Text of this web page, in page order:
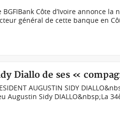
Côte d’Ivoire annonce
général de cette banque en
Diallo de ses «
AUGUSTIN SIDY
Augustin Sidy DIALLO&nbsp;La